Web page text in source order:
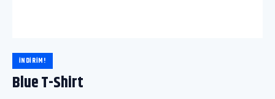
İNDIRIM!
Blue T-Shirt